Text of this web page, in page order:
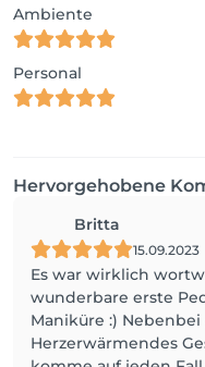
Ambiente
Personal
Hervorgehobene
Britta
15.09.2023
Es war wirklich
wunderbare erste
Maniküre :)
Herzerwärmendes